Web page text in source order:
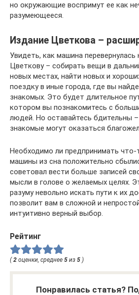
но окружающие воспримут ее как
разумеющееся.
Издание Цветкова –
Увидеть, как машина перевернулась
Цветкову – собирать вещи в
новых местах, найти новых и
поездку в иные города, где вы
знакомых. Это будет длительное
котором вы познакомитесь с
людей. Но оставайтесь бдительны
знакомые могут оказаться
Необходимо ли предпринимать
машины из сна положительно
советовал вести больше записей
мысли в голове о желаемых целях.
разуму невольно искать пути к их
позволит вам в сложной и
интуитивно верный выбор.
Рейтинг
(2 оценки, среднее 5 из 5 )
Понравилась статья?